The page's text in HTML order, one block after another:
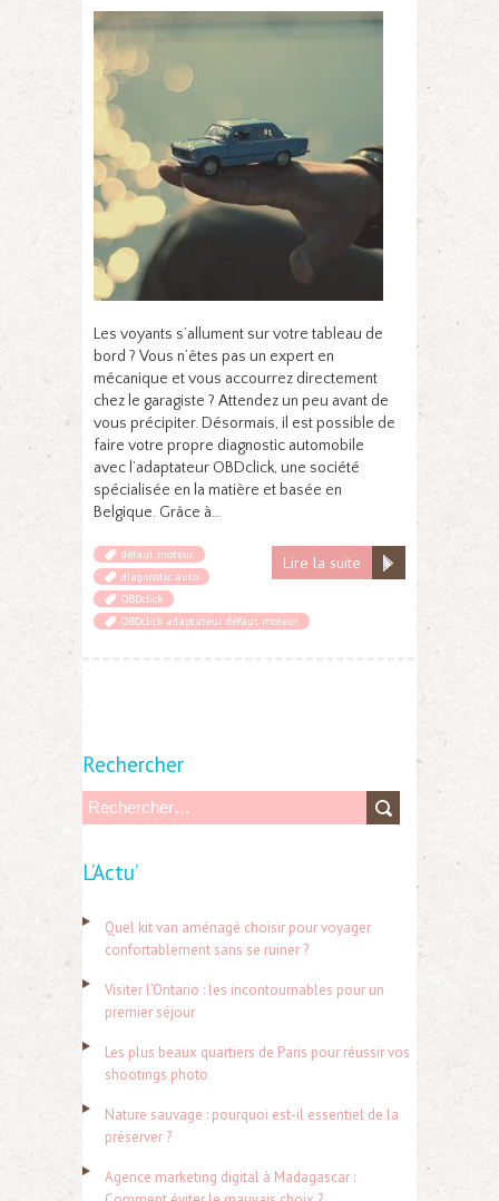
Les voyants s’allument sur votre tableau de
bord ? Vous n’êtes pas un expert en
mécanique et vous accourrez directement
chez le garagiste ? Attendez un peu avant de
vous précipiter. Désormais, il est possible de
faire votre propre diagnostic automobile
avec l’adaptateur OBDclick, une société
spécialisée en la matière et basée en
Belgique. Grâce à…
Lire la suite
défaut moteur
diagnostic auto
OBDclick
OBDclick adaptateur défaut moteur
Rechercher
h
r
:
L’Actu’
Quel kit van aménagé choisir pour voyager
confortablement sans se ruiner ?
Visiter l’Ontario : les incontournables pour un
premier séjour
Les plus beaux quartiers de Paris pour réussir vos
shootings photo
Nature sauvage : pourquoi est-il essentiel de la
préserver ?
Agence marketing digital à Madagascar :